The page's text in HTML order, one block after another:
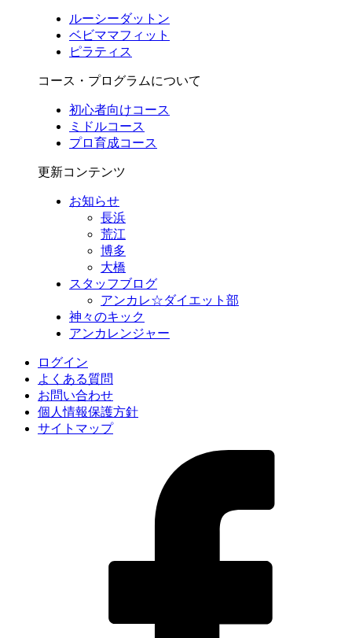
ルーシーダットン
ベビママフィット
ピラティス
コース・プログラムについて
初心者向けコース
ミドルコース
プロ育成コース
更新コンテンツ
お知らせ
長浜
荒江
博多
大橋
スタッフブログ
アンカレ☆ダイエット部
神々のキック
アンカレンジャー
ログイン
よくある質問
お問い合わせ
個人情報保護方針
サイトマップ